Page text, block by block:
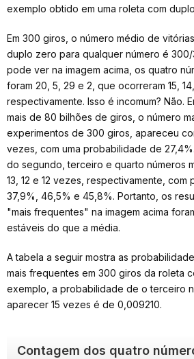
exemplo obtido em uma roleta com
Em 300 giros, o número médio de
duplo zero para qualquer número é
pode ver na imagem acima, os quatro
foram 20, 5, 29 e 2, que ocorreram 15,
respectivamente. Isso é incomum? Não.
mais de 80 bilhões de giros, o número
experimentos de 300 giros, apareceu
vezes, com uma probabilidade de
do segundo, terceiro e quarto números
13, 12 e 12 vezes, respectivamente,
37,9%, 46,5% e 45,8%. Portanto, os
"mais frequentes" na imagem acima
estáveis do que a média.
A tabela a seguir mostra as
mais frequentes em 300 giros da roleta
exemplo, a probabilidade de o terceiro
aparecer 15 vezes é de 0,009210.
Contagem dos quatro